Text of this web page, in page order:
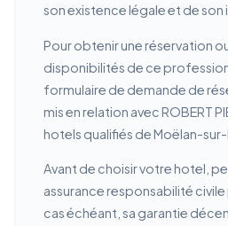
son existence légale et de son
Pour obtenir une réservation
disponibilités de ce
formulaire de demande de
mis en relation avec ROBERT
hotels qualifiés de Moëlan-sur-
Avant de choisir votre hotel,
assurance responsabilité
cas échéant, sa garantie